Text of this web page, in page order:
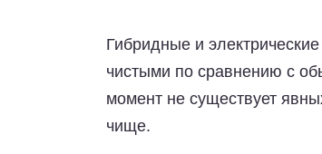
Гибридные и
чистыми по сравнению с
момент не существует
чище.